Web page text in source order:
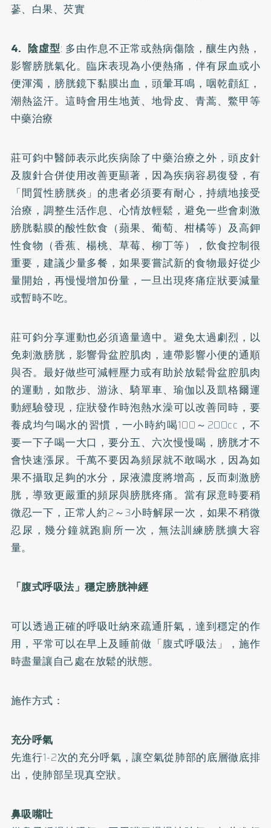
蔘、白果、芡實
4. 陰虛型: 多由作息不正常或熱病傷陰，釀生內熱，
影響膀胱氣化。臨床表現為小便熱痛，伴有尿血或小
便渾濁，膀胱鏡下黏膜出血，頭暈耳鳴，咽乾顴紅，
潮熱盜汗。這時會用生地黃、地骨皮、青蒿、鱉甲等
中藥治療
莊可鈞中醫師表示此疾病除了中藥治療之外，頭皮針
及腹針合併使用改善更顯著，因為疾病容易復發，有
「間質性膀胱炎」的患者必須要有耐心，持續地接受
治療，調整生活作息、心情放輕鬆，避免一些會刺激
膀胱黏膜的酸性飲食（蘋果、葡萄、柑橘等）及高鉀
性食物（香蕉、楊桃、草莓、柳丁等），飲食控制很
重要，建議少量多餐，如果要嘗試新的食物最好從少
量開始，再慢慢增加份量，一旦出現疼痛症狀要減量
或暫時不吃。
莊可鈞分享運動也必須適量適中。避免太過劇烈，以
免刺激膀胱，影響骨盆腔肌肉，連帶影響小便的通順
與否。最好做些可減輕壓力或有助於放鬆骨盆腔肌肉
的運動，如散步、游泳、騎單車、瑜伽以及凱格爾運
動經驗發現，症狀發作時泡熱水澡可以改善同時，要
養成均勻喝水的習慣，一小時約喝100～200cc，不
要一下子喝一大口，要分五、六次慢慢喝，膀胱才不
會快速漲尿。千萬不要因為頻尿就不敢喝水，因為如
果不攝取足夠的水分，尿液濃度將增高，反而刺激膀
胱，導致更嚴重的頻尿與膀胱疼痛。當有尿意時要稍
微忍一下，正常人約2～3小時解尿一次，如果不稍微
忍尿，幾分鐘就跑廁所一次，無法訓練膀胱擴大容
量。
「腹式呼吸法」穩定膀胱神經
可以透過正確的呼吸吐納來疏通肝氣，達到穩定的作
用，平常可以在早上及睡前做「腹式呼吸法」，施作
時盡量讓自己處在放鬆的狀態。
施作方式：
充分呼氣
先進行1-2次的充分呼氣，讓空氣從肺部的底層徹底排
出，使肺部呈現真空狀。
鼻吸嘴吐